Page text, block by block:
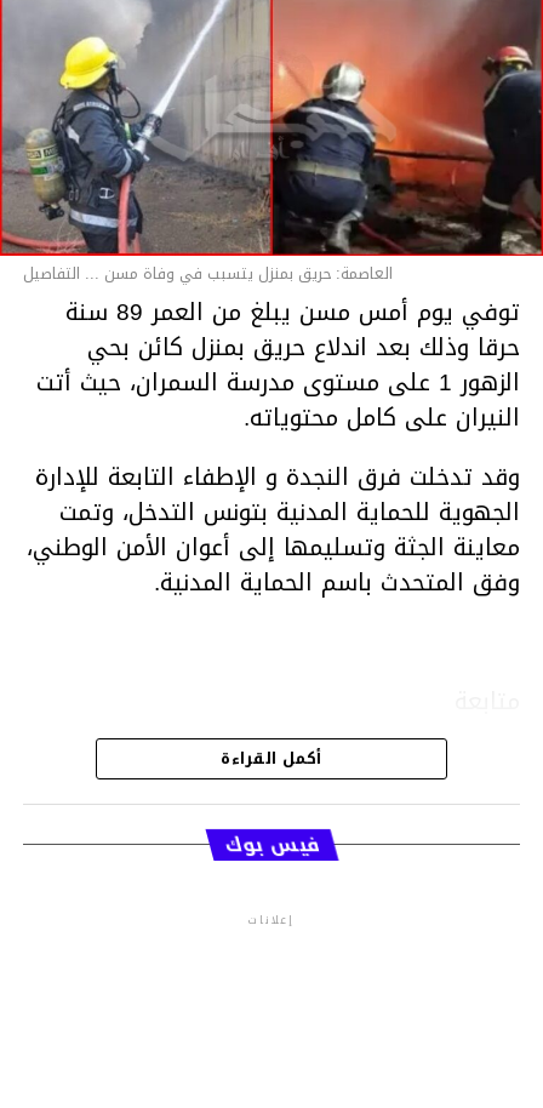
العاصمة: حريق بمنزل يتسبب في وفاة مسن ... التفاصيل
توفي يوم أمس مسن يبلغ من العمر 89 سنة
حرقا وذلك بعد اندلاع حريق بمنزل كائن بحي
الزهور 1 على مستوى مدرسة السمران، حيث أتت
النيران على كامل محتوياته.
وقد تدخلت فرق النجدة و الإطفاء التابعة للإدارة
الجهوية للحماية المدنية بتونس التدخل، وتمت
معاينة الجثة وتسليمها إلى أعوان الأمن الوطني،
وفق المتحدث باسم الحماية المدنية.
قسم الاخبار
أكمل القراءة
فيس بوك
إعلانات